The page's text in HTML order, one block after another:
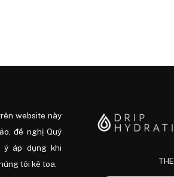
website này
đề nghị Quý
ý áp dụng khi
tôi kê toa.